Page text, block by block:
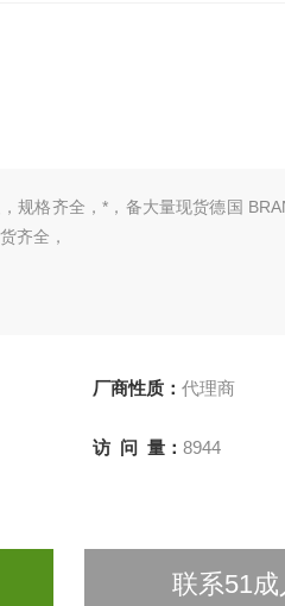
，规格齐全，*，备大量现货德国
全，
厂商性质： 代理商
访 问 量： 8944
联系51